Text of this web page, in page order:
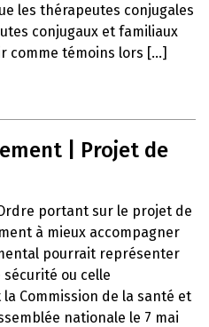
les thérapeutes conjugales
conjugaux et familiaux
comme témoins lors [...]
| Projet de
portant sur le projet de
à mieux accompagner
pourrait représenter
ou celle
Commission de la santé et
nationale le 7 mai